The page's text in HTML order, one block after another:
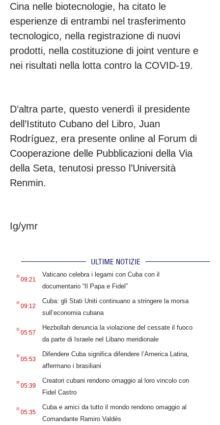
Cina nelle biotecnologie, ha citato le
esperienze di entrambi nel trasferimento
tecnologico, nella registrazione di nuovi
prodotti, nella costituzione di joint venture e
nei risultati nella lotta contro la COVID-19.
D’altra parte, questo venerdì il presidente
dell’Istituto Cubano del Libro, Juan
Rodríguez, era presente online al Forum di
Cooperazione delle Pubblicazioni della Via
della Seta, tenutosi presso l’Università
Renmin.
Ig/ymr
ULTIME NOTIZIE
.09:21
Vaticano celebra i legami con Cuba con il
documentario “Il Papa e Fidel”
.09:12
Cuba: gli Stati Uniti continuano a stringere la morsa
sull’economia cubana
.05:57
Hezbollah denuncia la violazione del cessate il fuoco
da parte di Israele nel Libano meridionale
.05:53
Difendere Cuba significa difendere l’America Latina,
affermano i brasiliani
.05:39
Creatori cubani rendono omaggio al loro vincolo con
Fidel Castro
.05:35
Cuba e amici da tutto il mondo rendono omaggio al
Comandante Ramiro Valdés